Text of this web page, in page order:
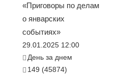
«Приговоры по делам
о январских
событиях»
29.01.2025 12:00
День за днем
149 (45874)